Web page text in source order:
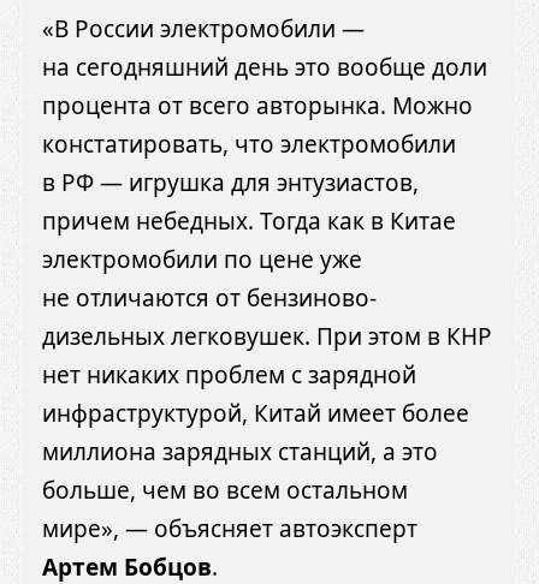
«В России электромобили —
на сегодняшний день это вообще доли
процента от всего авторынка. Можно
констатировать, что электромобили
в РФ — игрушка для энтузиастов,
причем небедных. Тогда как в Китае
электромобили по цене уже
не отличаются от бензиново-
дизельных легковушек. При этом в КНР
нет никаких проблем с зарядной
инфраструктурой, Китай имеет более
миллиона зарядных станций, а это
больше, чем во всем остальном
мире», — объясняет автоэксперт
Артем Бобцов.